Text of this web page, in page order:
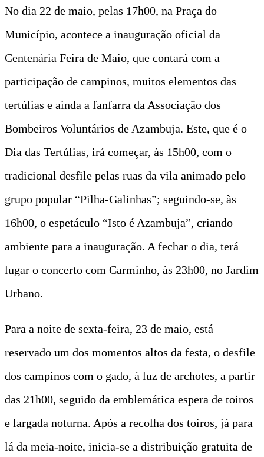
No dia 22 de maio, pelas 17h00, na Praça do
Município, acontece a inauguração oficial da
Centenária Feira de Maio, que contará com a
participação de campinos, muitos elementos das
tertúlias e ainda a fanfarra da Associação dos
Bombeiros Voluntários de Azambuja. Este, que é o
Dia das Tertúlias, irá começar, às 15h00, com o
tradicional desfile pelas ruas da vila animado pelo
grupo popular “Pilha-Galinhas”; seguindo-se, às
16h00, o espetáculo “Isto é Azambuja”, criando
ambiente para a inauguração. A fechar o dia, terá
lugar o concerto com Carminho, às 23h00, no Jardim
Urbano.
Para a noite de sexta-feira, 23 de maio, está
reservado um dos momentos altos da festa, o desfile
dos campinos com o gado, à luz de archotes, a partir
das 21h00, seguido da emblemática espera de toiros
e largada noturna. Após a recolha dos toiros, já para
lá da meia-noite, inicia-se a distribuição gratuita de